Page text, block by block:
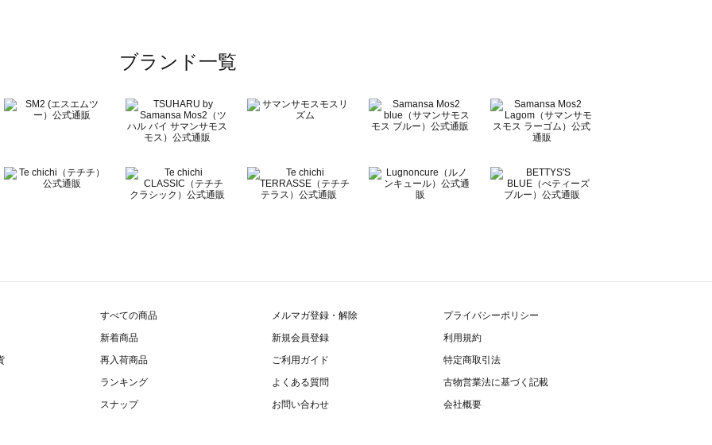
ブランド一覧
すべての商品
新着商品
再入荷商品
ランキング
スナップ
メルマガ登録・解除
新規会員登録
ご利用ガイド
よくある質問
お問い合わせ
プライバシーポリシー
利用規約
特定商取引法
古物営業法に基づく記載
会社概要